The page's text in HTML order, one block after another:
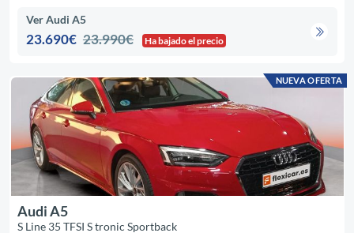
Ver Audi A5
23.690€ 23.990€ Ha bajado el precio
NUEVA OFERTA
Audi A5
S Line 35 TFSI S tronic Sportback